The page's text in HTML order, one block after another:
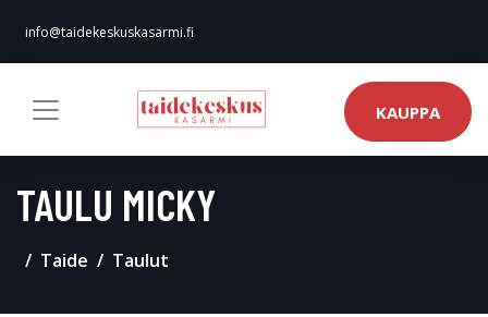
info@taidekeskuskasarmi.fi
KAUPPA
TAULU MICKY
Taide Taulut